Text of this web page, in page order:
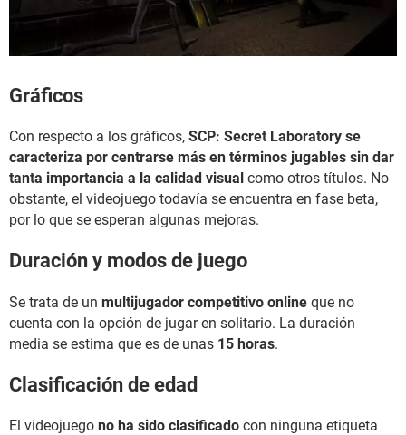
Gráficos
Con respecto a los gráficos, SCP: Secret Laboratory se
caracteriza por centrarse más en términos jugables sin dar
tanta importancia a la calidad visual como otros títulos. No
obstante, el videojuego todavía se encuentra en fase beta,
por lo que se esperan algunas mejoras.
Duración y modos de juego
Se trata de un multijugador competitivo online que no
cuenta con la opción de jugar en solitario. La duración
media se estima que es de unas 15 horas.
Clasificación de edad
El videojuego no ha sido clasificado con ninguna etiqueta